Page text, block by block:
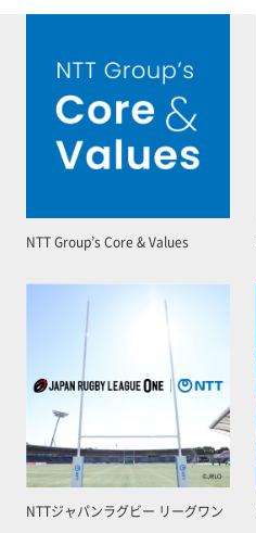
NTT Group’s Core & Values
NTTジャパンラグビー リーグワン